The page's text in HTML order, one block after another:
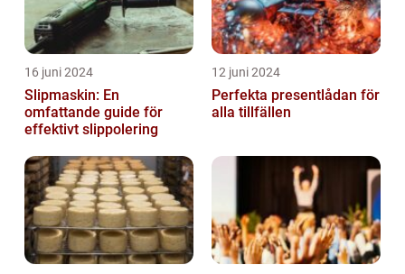
16 juni 2024
Slipmaskin: En
omfattande guide för
effektivt slippolering
12 juni 2024
Perfekta presentlådan för
alla tillfällen